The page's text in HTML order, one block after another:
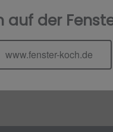
der
www.fenster-koch.de